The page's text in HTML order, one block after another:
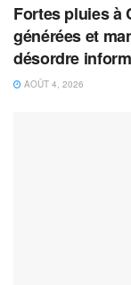
Fortes pluies à
générées et
désordre
AOÛT 4, 2026